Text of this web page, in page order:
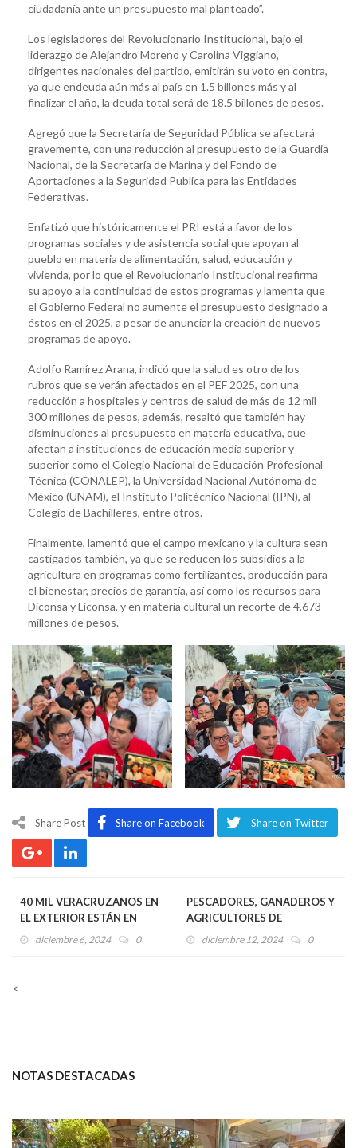
ciudadanía ante un presupuesto mal planteado”.
Los legisladores del Revolucionario Institucional, bajo el
liderazgo de Alejandro Moreno y Carolina Viggiano,
dirigentes nacionales del partido, emitirán su voto en contra,
ya que endeuda aún más al país en 1.5 billones más y al
finalizar el año, la deuda total será de 18.5 billones de pesos.
Agregó que la Secretaría de Seguridad Pública se afectará
gravemente, con una reducción al presupuesto de la Guardia
Nacional, de la Secretaría de Marina y del Fondo de
Aportaciones a la Seguridad Publica para las Entidades
Federativas.
Enfatizó que históricamente el PRI está a favor de los
programas sociales y de asistencia social que apoyan al
pueblo en materia de alimentación, salud, educación y
vivienda, por lo que el Revolucionario Institucional reafirma
su apoyo a la continuidad de estos programas y lamenta que
el Gobierno Federal no aumente el presupuesto designado a
éstos en el 2025, a pesar de anunciar la creación de nuevos
programas de apoyo.
Adolfo Ramírez Arana, indicó que la salud es otro de los
rubros que se verán afectados en el PEF 2025, con una
reducción a hospitales y centros de salud de más de 12 mil
300 millones de pesos, además, resaltó que también hay
disminuciones al presupuesto en materia educativa, que
afectan a instituciones de educación media superior y
superior como el Colegio Nacional de Educación Profesional
Técnica (CONALEP), la Universidad Nacional Autónoma de
México (UNAM), el Instituto Politécnico Nacional (IPN), al
Colegio de Bachilleres, entre otros.
Finalmente, lamentó que el campo mexicano y la cultura sean
castigados también, ya que se reducen los subsidios a la
agricultura en programas como fertilizantes, producción para
el bienestar, precios de garantía, así como los recursos para
Diconsa y Liconsa, y en materia cultural un recorte de 4,673
millones de pesos.
Share Post Share on Facebook Share on Twitter
40 MIL VERACRUZANOS EN
EL EXTERIOR ESTÁN EN
CONDICIONES DE
VULNERABILIDAD POR
diciembre 6, 2024 0
PESCADORES, GANADEROS Y
AGRICULTORES DE
VERACRUZ FUERON
DESPRECIADOS POR
diciembre 12, 2024 0
<
NOTAS DESTACADAS